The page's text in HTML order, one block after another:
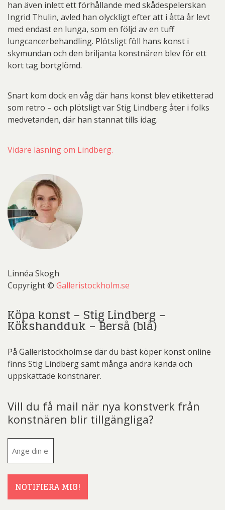
han även inlett ett förhållande med skådespelerskan
Ingrid Thulin, avled han olyckligt efter att i åtta år levt
med endast en lunga, som en följd av en tuff
lungcancerbehandling. Plötsligt föll hans konst i
skymundan och den briljanta konstnären blev för ett
kort tag bortglömd.
Snart kom dock en våg där hans konst blev etiketterad
som retro – och plötsligt var Stig Lindberg åter i folks
medvetanden, där han stannat tills idag.
Vidare läsning om Lindberg.
Linnéa Skogh
Copyright © Galleristockholm.se
Köpa konst – Stig Lindberg –
Kökshandduk – Berså (blå)
På Galleristockholm.se där du bäst köper konst online
finns Stig Lindberg samt många andra kända och
uppskattade konstnärer.
Vill du få mail när nya konstverk från
konstnären blir tillgängliga?
NOTIFIERA MIG!